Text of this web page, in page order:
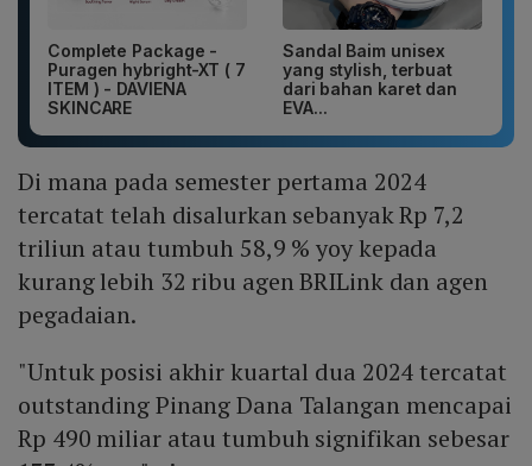
Complete Package -
Puragen hybright-XT ( 7
ITEM ) - DAVIENA
SKINCARE
Sandal Baim unisex
yang stylish, terbuat
dari bahan karet dan
EVA...
Di mana pada semester pertama 2024
tercatat telah disalurkan sebanyak Rp 7,2
triliun atau tumbuh 58,9 % yoy kepada
kurang lebih 32 ribu agen BRILink dan agen
pegadaian.
"Untuk posisi akhir kuartal dua 2024 tercatat
outstanding Pinang Dana Talangan mencapai
Rp 490 miliar atau tumbuh signifikan sebesar